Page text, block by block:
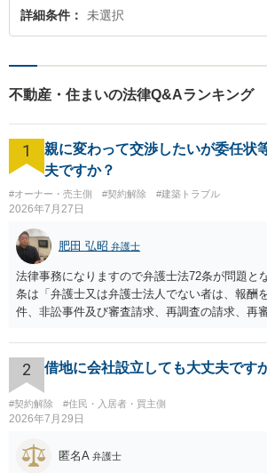
詳細条件 未選択
不動産・住まいの法律Q&Aランキング
1
親に変わって交渉したいが委任状
夫ですか？
#オーナー・売主側 #契約解除 #建築トラブル
2026年7月27日
肥田 弘昭 弁護士
法律事務になりますので弁護士法72条が問題と
条は「弁護士又は弁護士法人でない者は、報酬
件、非訟事件及び審査請求、再調査の請求、再
しくは和解その他の法律事務を取り扱い、又は
とを業とすることができない。ただし、この法
の定めがある場合は、この限りでない。」との
目的がないのであれば適法です。なぜなら、弁
いのであれば、委任については無償で委任者が
2 借地に会社設立しても大丈夫です
#契約解除 #住民・入居者・買主側
2026年7月29日
匿名A 弁護士